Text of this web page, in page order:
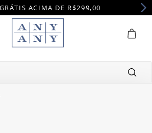
ACIMA DE R$299,00